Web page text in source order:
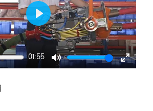
01:55
Mute
Enter
Play